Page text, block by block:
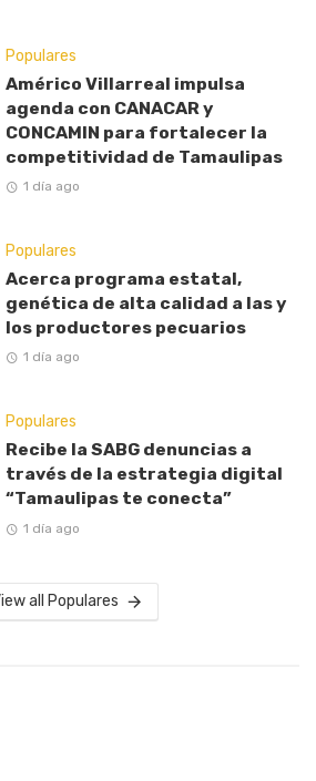
Populares
Américo Villarreal impulsa
agenda con CANACAR y
CONCAMIN para fortalecer la
competitividad de Tamaulipas
1 día ago
Populares
Acerca programa estatal,
genética de alta calidad a las y
los productores pecuarios
1 día ago
Populares
Recibe la SABG denuncias a
través de la estrategia digital
“Tamaulipas te conecta”
1 día ago
all Populares